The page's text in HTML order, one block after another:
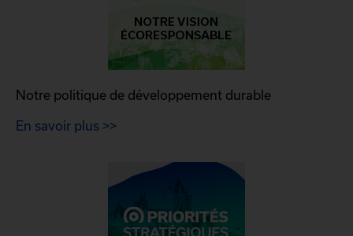
Notre politique de développement durable
En savoir plus >>